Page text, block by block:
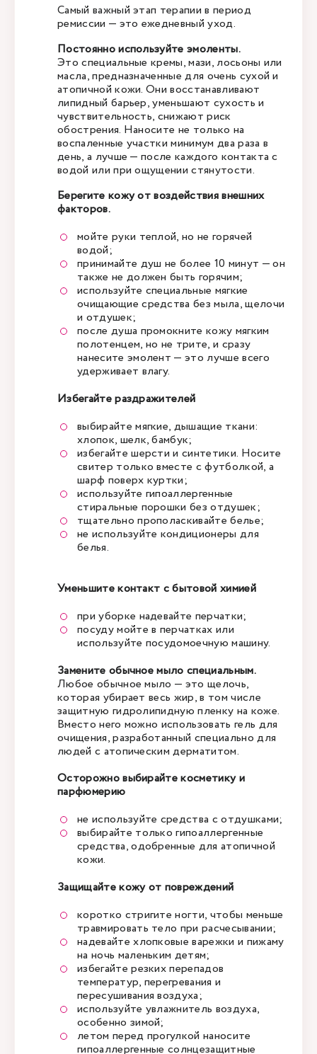
Самый важный этап терапии в период
ремиссии — это ежедневный уход.
Постоянно используйте эмоленты.
Это специальные кремы, мази, лосьоны или
масла, предназначенные для очень сухой и
атопичной кожи. Они восстанавливают
липидный барьер, уменьшают сухость и
чувствительность, снижают риск
обострения. Наносите не только на
воспаленные участки минимум два раза в
день, а лучше — после каждого контакта с
водой или при ощущении стянутости.
Берегите кожу от воздействия внешних
факторов.
мойте руки теплой, но не горячей
водой;
принимайте душ не более 10 минут — он
также не должен быть горячим;
используйте специальные мягкие
очищающие средства без мыла, щелочи
и отдушек;
после душа промокните кожу мягким
полотенцем, но не трите, и сразу
нанесите эмолент — это лучше всего
удерживает влагу.
Избегайте раздражителей
выбирайте мягкие, дышащие ткани:
хлопок, шелк, бамбук;
избегайте шерсти и синтетики. Носите
свитер только вместе с футболкой, а
шарф поверх куртки;
используйте гипоаллергенные
стиральные порошки без отдушек;
тщательно прополаскивайте белье;
не используйте кондиционеры для
белья.
Уменьшите контакт с бытовой химией
при уборке надевайте перчатки;
посуду мойте в перчатках или
используйте посудомоечную машину.
Замените обычное мыло специальным.
Любое обычное мыло — это щелочь,
которая убирает весь жир, в том числе
защитную гидролипидную пленку на коже.
Вместо него можно использовать гель для
очищения, разработанный специально для
людей с атопическим дерматитом.
Осторожно выбирайте косметику и
парфюмерию
не используйте средства с отдушками;
выбирайте только гипоаллергенные
средства, одобренные для атопичной
кожи.
Защищайте кожу от повреждений
коротко стригите ногти, чтобы меньше
травмировать тело при расчесывании;
надевайте хлопковые варежки и пижаму
на ночь маленьким детям;
избегайте резких перепадов
температур, перегревания и
пересушивания воздуха;
используйте увлажнитель воздуха,
особенно зимой;
летом перед прогулкой наносите
гипоаллергенные солнцезащитные